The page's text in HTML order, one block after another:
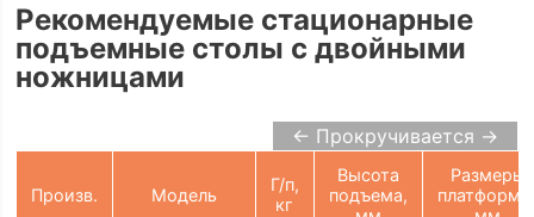
Рекомендуемые стационарные
подъемные столы с двойными
ножницами
← Прокручивается →
Произв. Модель
Г/п,
кг
Высота
подъема,
Размеры